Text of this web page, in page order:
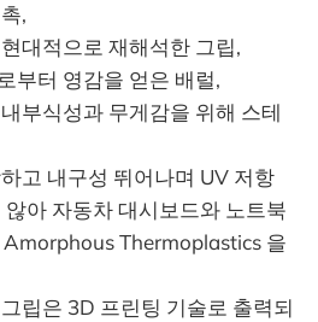
,
대적으로 재해석한 그립,
부터 영감을 얻은 배럴,
부식성과 무게감을 위해 스테
고 내구성 뛰어나며 UV 저항
아 자동차 대시보드와 노트북
Thermoplastics 을
립은 3D 프린팅 기술로 출력되